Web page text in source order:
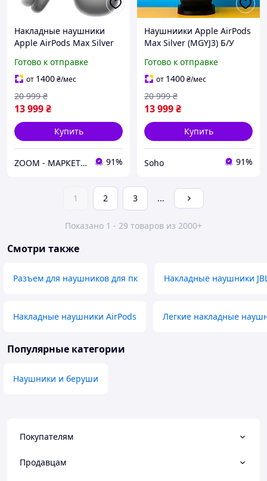
Накладные наушники
Apple AirPods Max Silver
Готово к отправке
от 1400₴/мес
13 999₴
20 999 ₴
Купить
ZOOM - МАРКЕТ ЦИФРОВОЙ ТЕХНИКИ 91%
Наушниики Apple AirPods
Max Silver (MGYJ3) Б/У
Готово к отправке
от 1400₴/мес
13 999₴
20 999 ₴
Купить
Soho 91%
1 2 3 ...
Показано 1 - 29 товаров из 2000+
Смотри также
Разъем для наушников для пк Накладные наушники
Накладные наушники AirPods Легкие накладные
Популярные категории
Наушники и беруши
Покупателям
Продавцам